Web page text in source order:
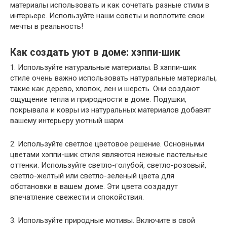
материалы использовать и как сочетать разные стили в
интерьере. Используйте наши советы и воплотите свои
мечты в реальность!
Как создать уют в доме: хэппи-шик
1. Используйте натуральные материалы. В хэппи-шик
стиле очень важно использовать натуральные материалы,
такие как дерево, хлопок, лен и шерсть. Они создают
ощущение тепла и природности в доме. Подушки,
покрывала и ковры из натуральных материалов добавят
вашему интерьеру уютный шарм.
2. Используйте светлое цветовое решение. Основными
цветами хэппи-шик стиля являются нежные пастельные
оттенки. Используйте светло-голубой, светло-розовый,
светло-желтый или светло-зеленый цвета для
обстановки в вашем доме. Эти цвета создадут
впечатление свежести и спокойствия.
3. Используйте природные мотивы. Включите в свой